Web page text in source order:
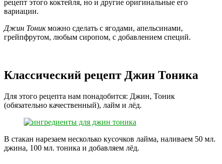
рецепт этого коктейля, но и другие оригинальные его
вариации.
Джин Тоникможно сделать с ягодами, апельсинами,
грейпфрутом, любым сиропом, с добавлением специй.
Классический рецепт Джин Тоника
Для этого рецепта нам понадобится: Джин, Тоник
(обязательно качественный), лайм и лёд.
В стакан нарезаем несколько кусочков лайма, наливаем 50 мл.
джина, 100 мл. тоника и добавляем лёд.